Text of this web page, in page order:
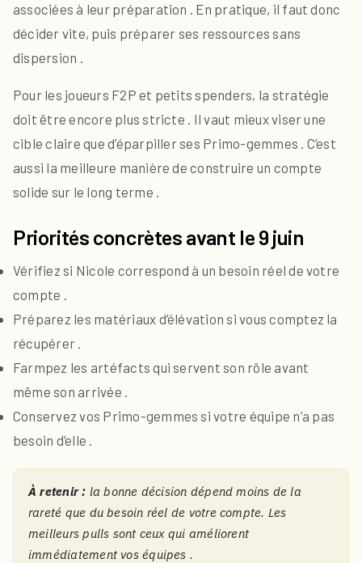
associées à leur préparation . En pratique, il faut donc
décider vite, puis préparer ses ressources sans
dispersion .
Pour les joueurs F2P et petits spenders, la stratégie
doit être encore plus stricte . Il vaut mieux viser une
cible claire que d’éparpiller ses Primo-gemmes . C’est
aussi la meilleure manière de construire un compte
solide sur le long terme .
Priorités concrètes avant le 9 juin
Vérifiez si Nicole correspond à un besoin réel de votre
compte .
Préparez les matériaux d’élévation si vous comptez la
récupérer .
Farmpez les artéfacts qui servent son rôle avant
même son arrivée .
Conservez vos Primo-gemmes si votre équipe n’a pas
besoin d’elle .
À retenir : la bonne décision dépend moins de la
rareté que du besoin réel de votre compte. Les
meilleurs pulls sont ceux qui améliorent
immédiatement vos équipes .